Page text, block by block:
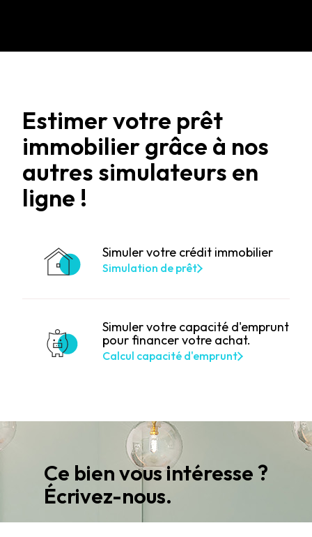
Estimer votre prêt
immobilier grâce à nos
autres simulateurs en
ligne !
Simuler votre crédit immobilier
Simulation de prêt
Simuler votre capacité d'emprunt
pour financer votre achat.
Calcul capacité d'emprunt
Ce bien vous intéresse ?
Écrivez-nous.